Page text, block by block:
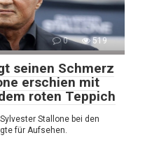
0 519
seinen Schmerz
erschien mit
roten Teppich
Stallone bei den
für Aufsehen.